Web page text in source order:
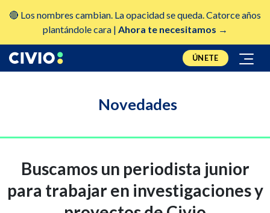
🔴 Los nombres cambian. La opacidad se queda. Catorce años
plantándole cara | Ahora te necesitamos →
ÚNETE
Novedades
Buscamos un periodista junior
para trabajar en investigaciones y